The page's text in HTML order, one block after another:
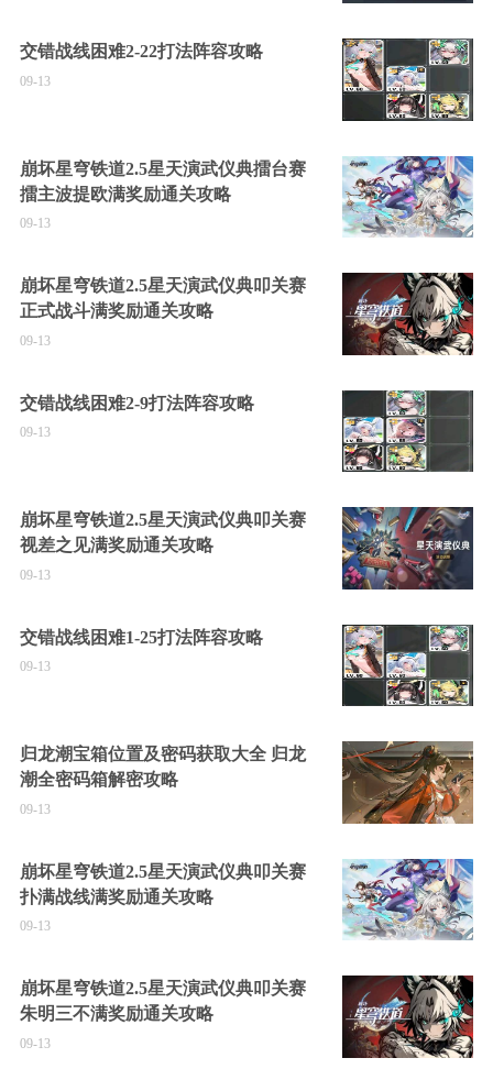
交错战线困难2-22打法阵容攻略
09-13
崩坏星穹铁道2.5星天演武仪典擂台赛
擂主波提欧满奖励通关攻略
09-13
崩坏星穹铁道2.5星天演武仪典叩关赛
正式战斗满奖励通关攻略
09-13
交错战线困难2-9打法阵容攻略
09-13
崩坏星穹铁道2.5星天演武仪典叩关赛
视差之见满奖励通关攻略
09-13
交错战线困难1-25打法阵容攻略
09-13
归龙潮宝箱位置及密码获取大全 归龙
潮全密码箱解密攻略
09-13
崩坏星穹铁道2.5星天演武仪典叩关赛
扑满战线满奖励通关攻略
09-13
崩坏星穹铁道2.5星天演武仪典叩关赛
朱明三不满奖励通关攻略
09-13